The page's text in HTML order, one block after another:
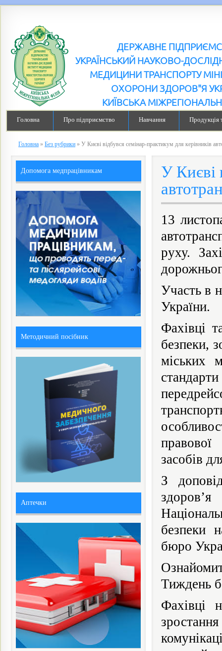
ДЕРЖАВНЕ
УКРАЇНСЬКИЙ НАУКОВО-
МЕДИЦИНИ ТРАНСПОРТУ
ОХОРОНИ ЗДОРОВ"Я
КИЇВСЬКА
Головна Про підприємство Навчання Продукція
Головна » Без рубрики » У Києві відбувся семінар-практикум для керівників
У Києві
13
руху.
Участь в
України.
Фахівці
безпеки,
міських
правової
засобів
З
безпеки
бюро
Тиждень
Фахівці
Допомога медпрацівникам
Методичний посібник
Аптечки